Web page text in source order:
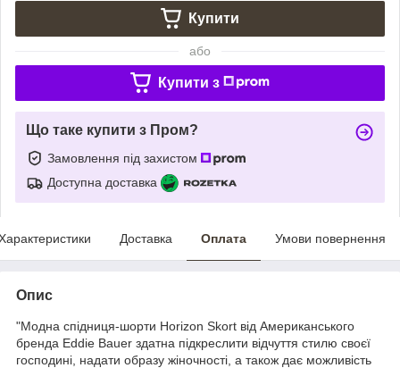
Купити
або
Купити з
Що таке купити з Пром?
Замовлення під захистом
Доступна доставка
Доставка Оплата Умови повернення
Опис
"Модна спідниця-шорти Horizon Skort від Американського
бренда Eddie Bauer здатна підкреслити відчуття стилю своєї
господині, надати образу жіночності, а також дає можливість